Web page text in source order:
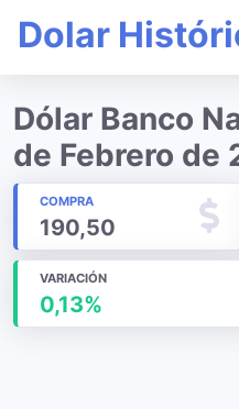
Dolar
Dólar Banco
de Febrero de
COMPRA
190,50
VARIACIÓN
0,13%